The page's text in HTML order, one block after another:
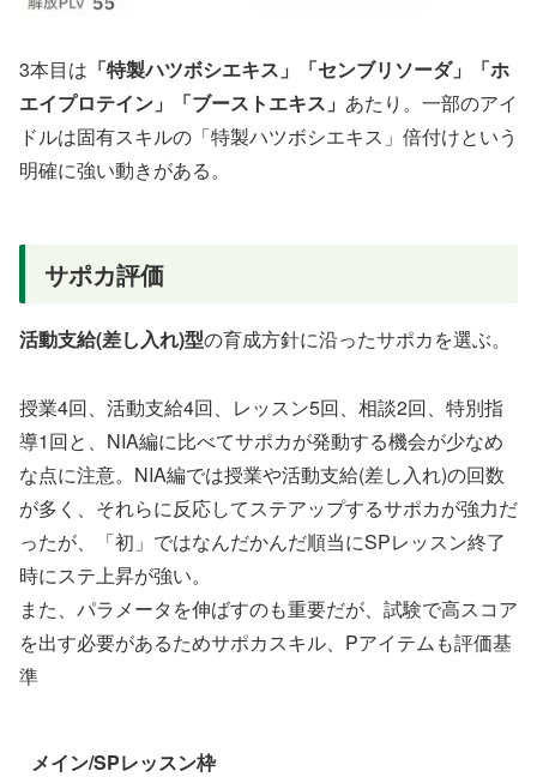
3本目は 「特製ハツボシエキス」「センブリソーダ」「ホ
エイプロテイン」「ブーストエキス」 あたり。一部のアイ
ドルは固有スキルの「特製ハツボシエキス」倍付けという
明確に強い動きがある。
サポカ評価
活動支給(差し入れ)型の育成方針に沿ったサポカを選ぶ。
授業4回、活動支給4回、レッスン5回、相談2回、特別指
導1回と、NIA編に比べてサポカが発動する機会が少なめ
な点に注意。NIA編では授業や活動支給(差し入れ)の回数
が多く、それらに反応してステアップするサポカが強力だ
ったが、「初」ではなんだかんだ順当にSPレッスン終了
時にステ上昇が強い。
また、パラメータを伸ばすのも重要だが、試験で高スコア
を出す必要があるためサポカスキル、Pアイテムも評価基
準
メイン/SPレッスン枠